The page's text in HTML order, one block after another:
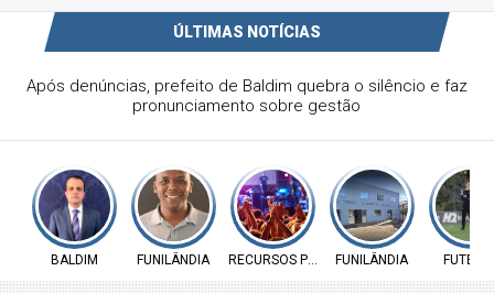
ÚLTIMAS NOTÍCIAS
Vereador Elói Mendes critica falta de investimentos na
Saúde de Funilândia e cobra ação da Prefeitura
BALDIM FUNILÂNDIA RECURSOS PÚBLICOSFUNILÂNDIA